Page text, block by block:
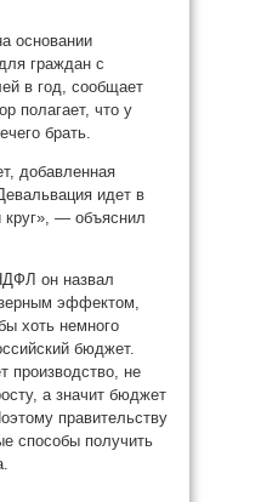
основании
граждан с
в год, сообщает
полагает, что у
брать.
добавленная
идет в
— объяснил
он назвал
эффектом,
хоть немного
бюджет.
производство, не
а значит бюджет
правительству
способы получить